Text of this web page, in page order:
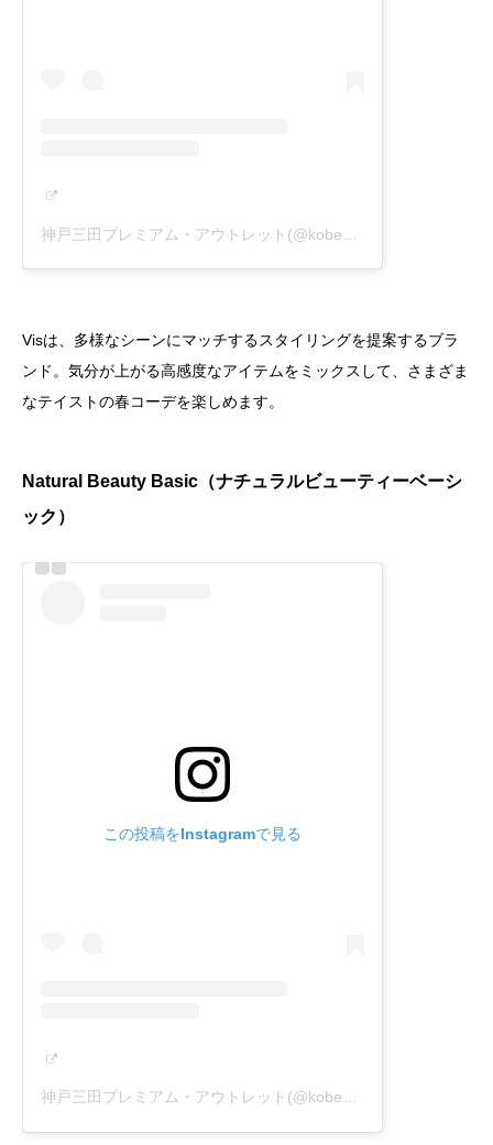
Visは、多様なシーンにマッチするスタイリングを提案するブラ
ンド。気分が上がる高感度なアイテムをミックスして、さまざま
なテイストの春コーデを楽しめます。
Natural Beauty Basic（ナチュラルビューティーベーシ
ック）
この投稿をInstagramで見る
神戸三田プレミアム・アウトレット(@kobesandapremiumoutlets)がシェアした投稿